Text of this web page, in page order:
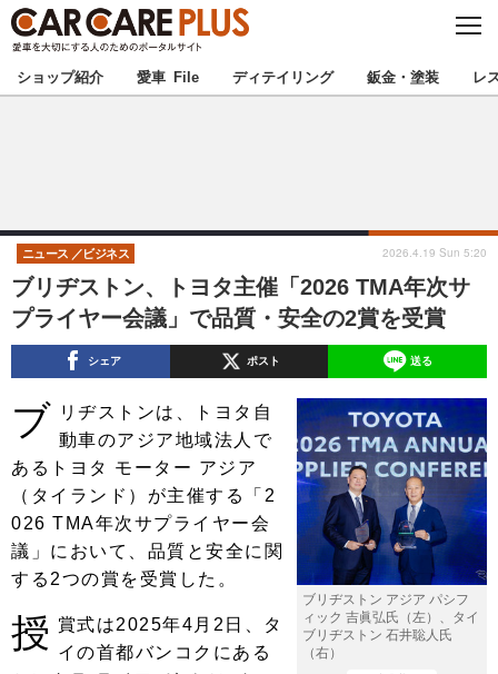
C
S
E
★カーケアプラス認定★ 厳選プロショップを地域から探す
甲信越 北陸
東海 関西
中国 四国
九州 沖縄
注目の記事
ショップレポート 愛車 File
自動車豆知識 ストップ！不具合修理＆粗悪修理
鈑金・塗装
ディテイリング
ディテイリング 洗車
コーティング
フィルム・ラッピング
鈑金・塗装
防錆
ストップ 不具合修理＆粗悪修理
カーメーカー「旧車」関連プロジェ
ショップ紹介
ショップ紹介 愛車 File ディテイリング 鈑金・塗装 レ
ブリヂストン、トヨタ主催「2026 TMA年次サ
プライヤー会議」で品質・安全の2賞を受賞
ニュース ビジネス 2026.4.19 Sun 5:20
シェア ポスト 送る
ブリヂストン アジア パシフ
ィック 吉眞弘氏（左）、タイ
ブリヂストン 石井聡人氏
（右）
ブ リヂストンは、トヨタ自
動車のアジア地域法人で
あるトヨタ モーター アジア
（タイランド）が主催する「2
026 TMA年次サプライヤー会
議」において、品質と安全に関
する2つの賞を受賞した。
授 賞式は2025年4月2日、タ
イの首都バンコクにある